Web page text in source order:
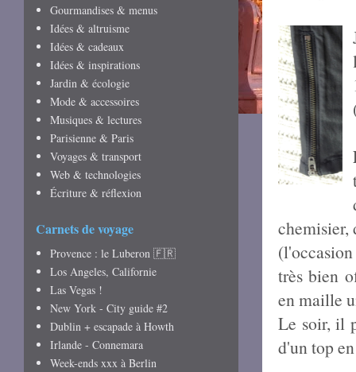
chemisier,
très bien
en maille
Le soir, il
d'un top
Gourmandises & menus
Idées & altruisme
Idées & cadeaux
Idées & inspirations
Jardin & écologie
Mode & accessoires
Musiques & lectures
Parisienne & Paris
Voyages & transport
Web & technologies
Écriture & réflexion
Carnets de voyage
Provence : le Luberon 🇫🇷
Los Angeles, Californie
Las Vegas !
New York - City guide #2
Dublin + escapade à Howth
Irlande - Connemara
Week-ends xxx à Berlin